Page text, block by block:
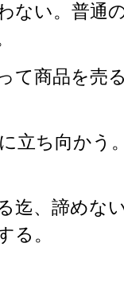
ない。普通
て商品を売
立ち向かう
迄、諦めな
る。